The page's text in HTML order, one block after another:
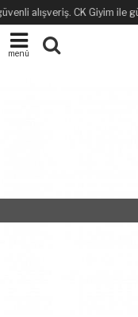
alışveriş. CK Giyim ile
menü